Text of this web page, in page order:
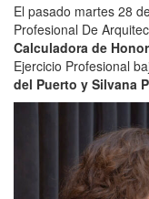
El pasado martes 28
Profesional De
Calculadora de
Ejercicio Profesional
del Puerto y Silvana